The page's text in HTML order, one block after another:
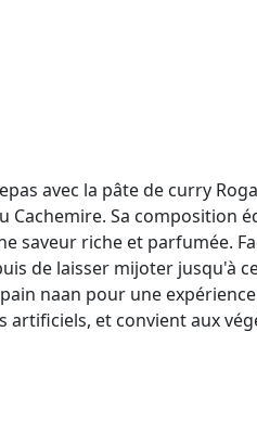
avec la pâte de curry
Cachemire. Sa composition
saveur riche et parfumée.
de laisser mijoter jusqu'à
naan pour une
et convient aux